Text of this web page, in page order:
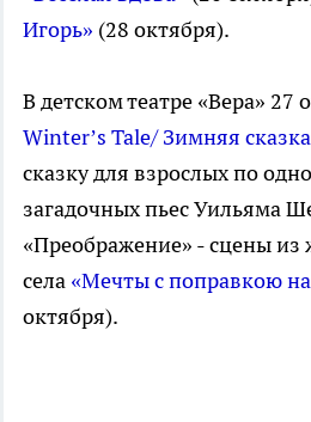
Игорь» (28 октября).
В детском театре «Вера» 27
Winter’s Tale/ Зимняя
сказку для взрослых по
загадочных пьес Уильяма
«Преображение» - сцены из
села «Мечты с поправкою
октября).